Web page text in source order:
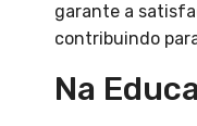
garante a
contribuindo
Na